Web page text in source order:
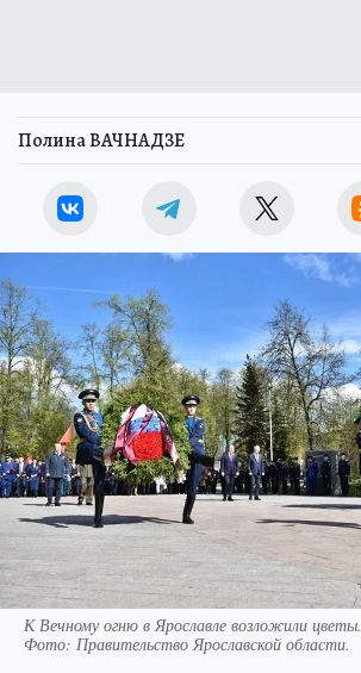
Полина ВАЧНАДЗЕ
К Вечному огню в Ярославле возложили цветы.
Фото: Правительство Ярославской области.